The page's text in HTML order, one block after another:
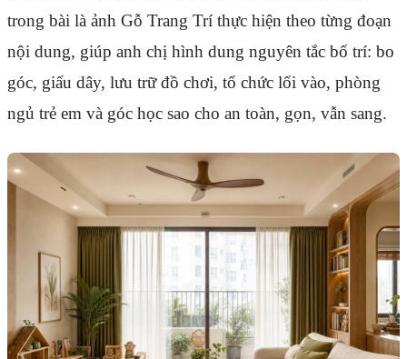
trong bài là ảnh Gỗ Trang Trí thực hiện theo từng đoạn
nội dung, giúp anh chị hình dung nguyên tắc bố trí: bo
góc, giấu dây, lưu trữ đồ chơi, tổ chức lối vào, phòng
ngủ trẻ em và góc học sao cho an toàn, gọn, vẫn sang.